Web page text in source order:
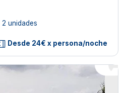
2 unidades
Desde 24€ x persona/noche